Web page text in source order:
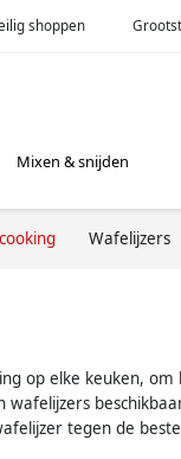
shoppen
Mixen & snijden
Wafelijzers
op elke keuken,
wafelijzers
tegen de